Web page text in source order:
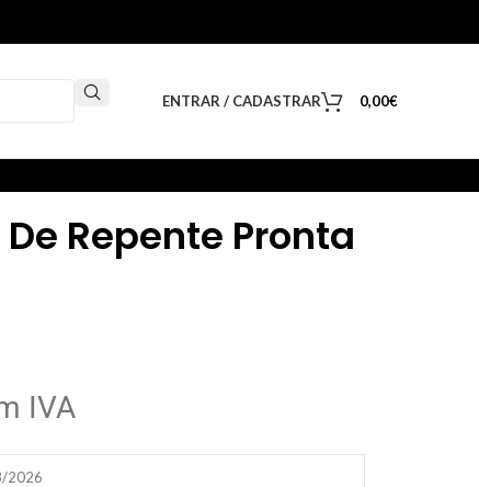
ENTRAR / CADASTRAR 0,00€
Repente Pronta
IVA
2026